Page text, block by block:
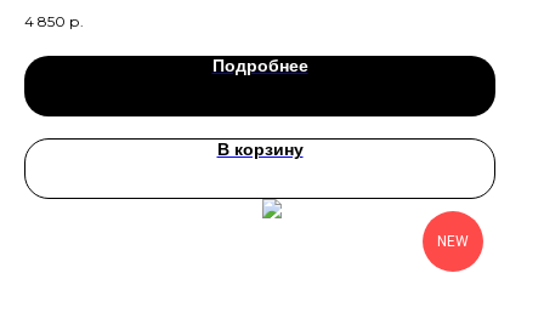
4 850 р.
Подробнее
В корзину
NEW